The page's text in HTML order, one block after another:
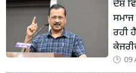
ਦੇਸ਼
ਰਹੀ
09